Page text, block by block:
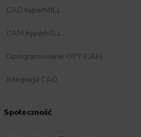
CAD hyperMILL
CAM hyperMILL
Oprogramowanie OPTICAM
Integracja CAD
Społeczność